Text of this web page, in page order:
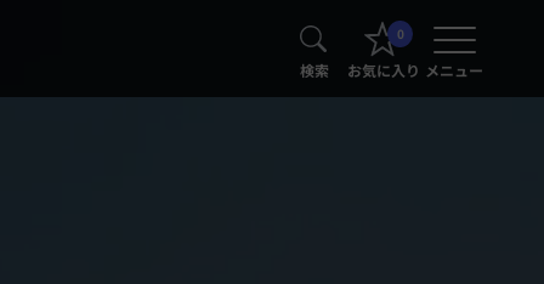
検索
0
お気に入り メニュー